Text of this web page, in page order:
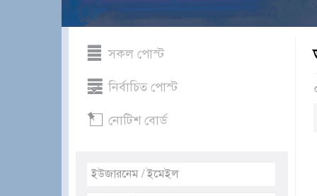
সকল পোস্ট
নির্বাচিত পোস্ট
নোটিশ বোর্ড